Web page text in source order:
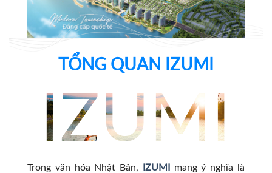
TỔNG QUAN IZUMI
IZUMI
Trong văn hóa Nhật Bản, IZUMImang ý nghĩa là